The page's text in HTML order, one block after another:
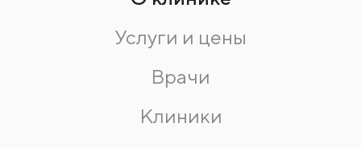
Услуги и цены
Врачи
Клиники